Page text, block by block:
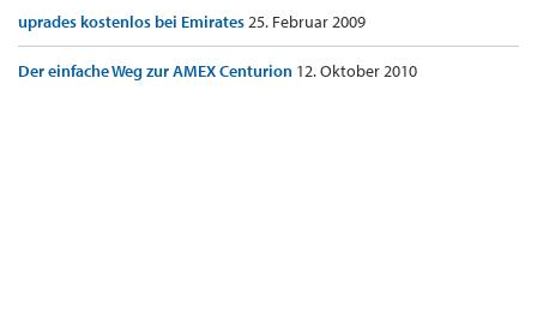
uprades kostenlos bei Emirates25. Februar 2009
Der einfache Weg zur AMEX Centurion 12. Oktober 2010